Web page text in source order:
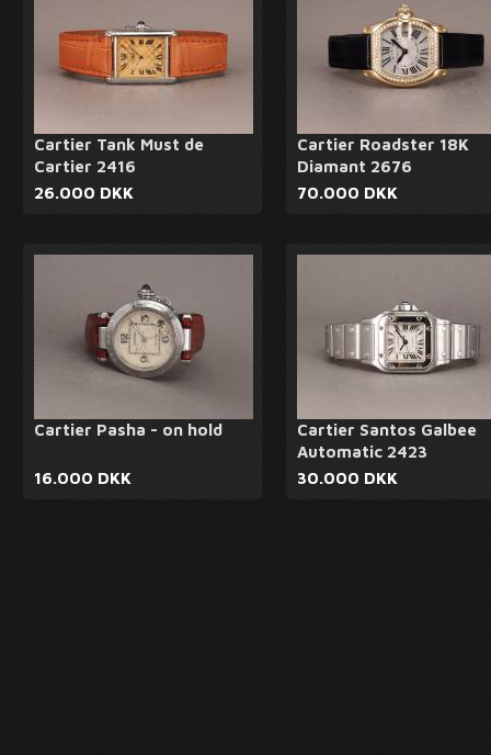
Cartier Tank Must de
Cartier 2416
26.000 DKK
Cartier Roadster 18K
Diamant 2676
70.000 DKK
Cartier Pasha - on hold
16.000 DKK
Cartier Santos Galbee
Automatic 2423
30.000 DKK